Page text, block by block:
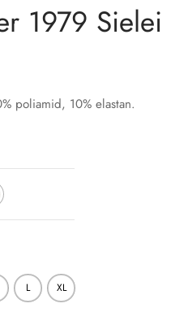
1979 Sielei
poliamid, 10% elastan.
L XL